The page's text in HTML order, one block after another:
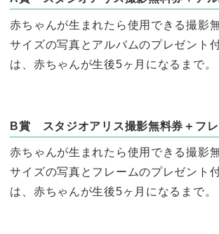
赤ちゃんが生まれたら使用できる撮影
サイズの写真とアルバムのプレゼント
は、赤ちゃんが生後5ヶ月になるまで。
B賞 スタジオアリス撮影無料券＋フレ
赤ちゃんが生まれたら使用できる撮影
サイズの写真とフレームのプレゼント
は、赤ちゃんが生後5ヶ月になるまで。